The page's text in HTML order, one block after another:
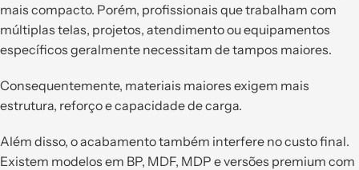
mais compacto. Porém, profissionais que trabalham com
múltiplas telas, projetos, atendimento ou equipamentos
específicos geralmente necessitam de tampos maiores.
Consequentemente, materiais maiores exigem mais
estrutura, reforço e capacidade de carga.
Além disso, o acabamento também interfere no custo final.
Existem modelos em BP, MDF, MDP e versões premium com